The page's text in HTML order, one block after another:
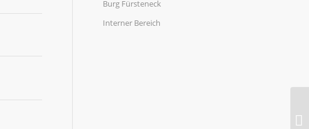
Burg Fürsteneck
Interner Bereich